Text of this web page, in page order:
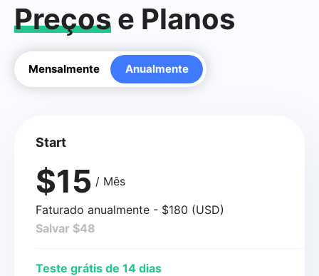
Preços e Planos
Mensalmente Anualmente
Start
$15 / Mês
Faturado anualmente - $180 (USD)
Salvar $48
Teste grátis de 14 dias